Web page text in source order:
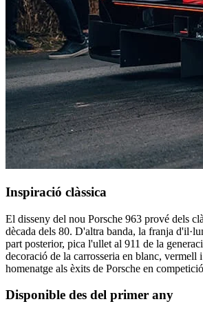
Inspiració clàssica
El disseny del nou Porsche 963 prové dels
dècada dels 80. D'altra banda, la franja
part posterior, pica l'ullet al 911 de la
decoració de la carrosseria en blanc, vermell
homenatge als èxits de Porsche en
Disponible des del primer any